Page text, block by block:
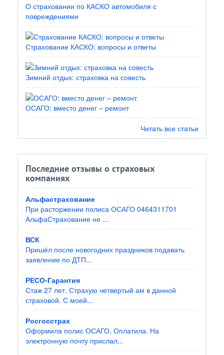
О страховании по КАСКО автомобиля с
повреждениями
Страхование КАСКО: вопросы и ответы
Зимний отдых: страховка на совесть
ОСАГО: вместо денег – ремонт
Читать все статьи
Последние отзывы о страховых
компаниях
Альфастрахование
При расторжении полиса ОСАГО 0464311701
АльфаСтрахование не ...
ВСК
Пришёл после новогодних праздников подавать
заявление по ДТП...
РЕСО-Гарантия
Стаж 27 лет. Страхую четвертый ам в данной
страховой. С моей...
Росгосстрах
Оформила полис ОСАГО, Оплатила. На
электронную почту прислал...